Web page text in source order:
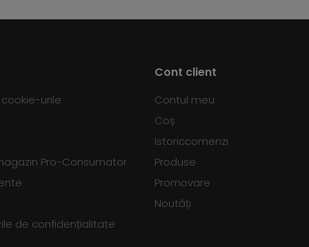
urile
Pro-Consumator
de confidențialitate
Cont client
Contul meu
Coș
Istoriccomenzi
Produse
Promovare
Noutăți